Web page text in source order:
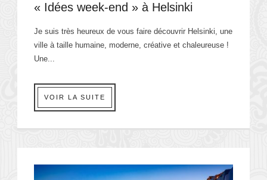
« Idées week-end » à Helsinki
Je suis très heureux de vous faire découvrir Helsinki, une
ville à taille humaine, moderne, créative et chaleureuse !
Une...
VOIR LA SUITE